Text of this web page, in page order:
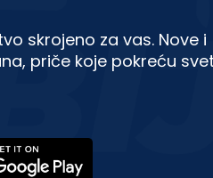
skrojeno za vas. Nove i
priče koje pokreću